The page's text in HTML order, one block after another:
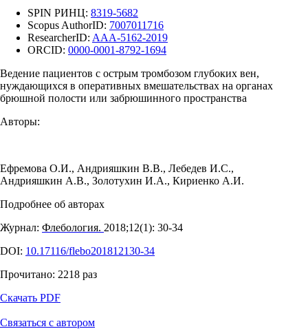
SPIN РИНЦ: 8319-5682
Scopus AuthorID: 7007011716
ResearcherID: AAA-5162-2019
ORCID: 0000-0001-8792-1694
Ведение пациентов с острым тромбозом глубоких вен,
нуждающихся в оперативных вмешательствах на органах
брюшной полости или забрюшинного пространства
Авторы:
Ефремова О.И., Андрияшкин В.В., Лебедев И.С.,
Андрияшкин А.В., Золотухин И.А., Кириенко А.И.
Подробнее об авторах
Журнал: Флебология. 2018;12(1): 30‑34
DOI: 10.17116/flebo201812130-34
Прочитано: 2218 раз
Скачать PDF
Связаться с автором